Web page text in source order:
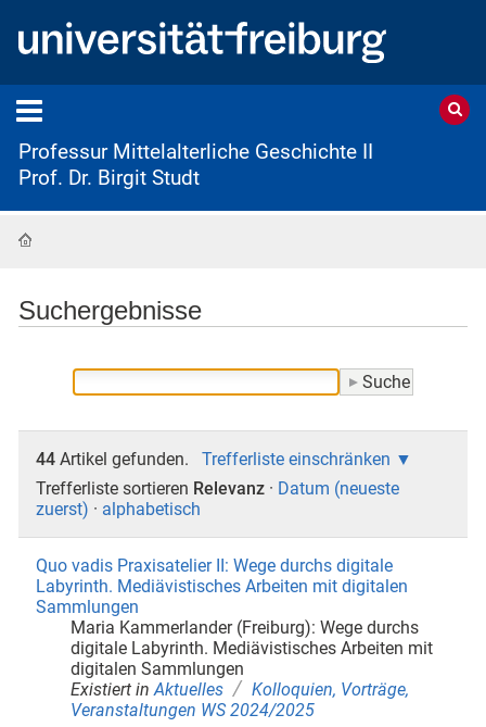
Professur Mittelalterliche Geschichte II
Prof. Dr. Birgit Studt
Suchergebnisse
44 Artikel gefunden.
Trefferliste einschränken
Trefferliste sortieren Relevanz · Datum (neueste
zuerst) · alphabetisch
Quo vadis Praxisatelier II: Wege durchs digitale
Labyrinth. Mediävistisches Arbeiten mit digitalen
Sammlungen
Maria Kammerlander (Freiburg): Wege durchs
digitale Labyrinth. Mediävistisches Arbeiten mit
digitalen Sammlungen
Existiert in Aktuelles / Kolloquien, Vorträge,
Veranstaltungen WS 2024/2025